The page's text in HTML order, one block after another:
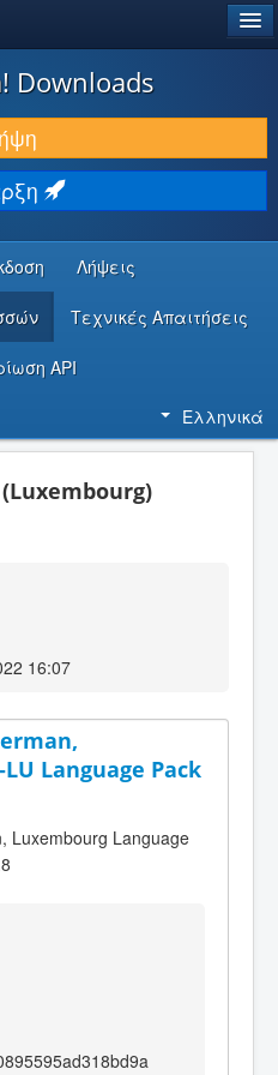
Downloads
Λήψεις
Τεχνικές Απαιτήσεις
API
Ελληνικά
16:07
Language Pack
Luxembourg Language